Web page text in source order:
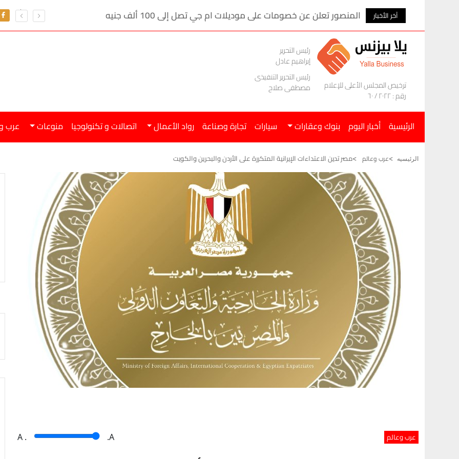
آخر الأخبار المنصور تعلن عن خصومات على موديلات ام جي تصل إلى 100 ألف جنيه
ترخيص المجلس الأعلى للإعلام
رقم : ٢٠٢٢ / ٦٠
رئيس التحرير
إبراهيم عادل
رئيس التحرير التنفيذى
مصطفى صلاح
الرئيسية أخبار اليوم بنوك وعقارات سيارات تجارة وصناعة رواد الأعمال اتصالات و تكنولوجيا منوعات عرب
الرئيسيه عرب وعالم مصر تدين الاعتداءات الإيرانية المتكررة على الأردن والبحرين والكويت
عرب وعالم A . .A